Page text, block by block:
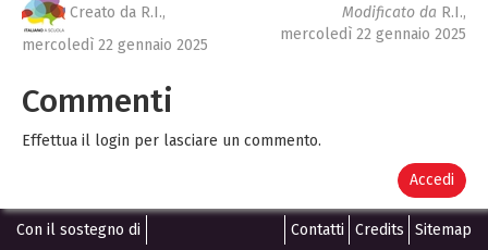
Creato da R.I.,
mercoledì 22 gennaio 2025
Modificato da R.I.,
mercoledì 22 gennaio 2025
Commenti
Effettua il login per lasciare un commento.
Accedi
Con il sostegno di Contatti Credits Sitemap